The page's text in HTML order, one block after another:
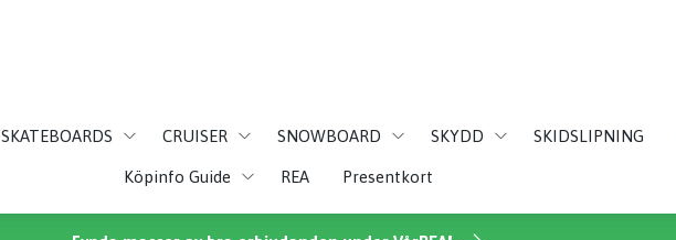
SKATEBOARDS CRUISER SNOWBOARD SKYDD SKIDSLIPNING
Köpinfo Guide REA Presentkort